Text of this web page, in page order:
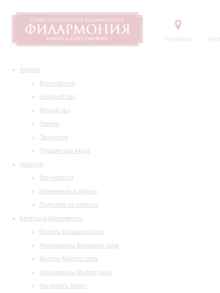
Контакты
Афиша
Все события
Большой зал
Малый зал
Лекции
Экскурсии
Пушкинская карта
Новости
Все новости
Изменения в афише
Подписка на новости
Билеты и абонементы
Билеты Большого зала
Абонементы Большого зала
Билеты Малого зала
Абонементы Малого зала
Как купить билет